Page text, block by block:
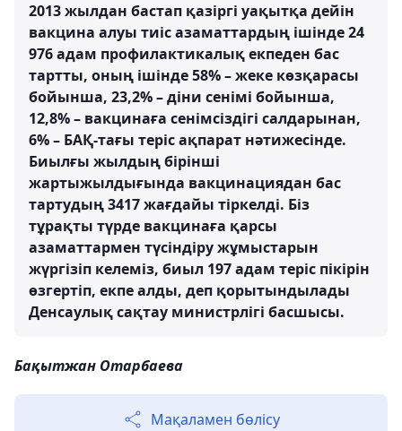
2013 жылдан бастап қазіргі уақытқа дейін
вакцина алуы тиіс азаматтардың ішінде 24
976 адам профилактикалық екпеден бас
тартты, оның ішінде 58% – жеке көзқарасы
бойынша, 23,2% – діни сенімі бойынша,
12,8% – вакцинаға сенімсіздігі салдарынан,
6% – БАҚ-тағы теріс ақпарат нәтижесінде.
Биылғы жылдың бірінші
жартыжылдығында вакцинациядан бас
тартудың 3417 жағдайы тіркелді. Біз
тұрақты түрде вакцинаға қарсы
азаматтармен түсіндіру жұмыстарын
жүргізіп келеміз, биыл 197 адам теріс пікірін
өзгертіп, екпе алды, деп қорытындылады
Денсаулық сақтау министрлігі басшысы.
Бақытжан Отарбаева
Мақаламен бөлісу